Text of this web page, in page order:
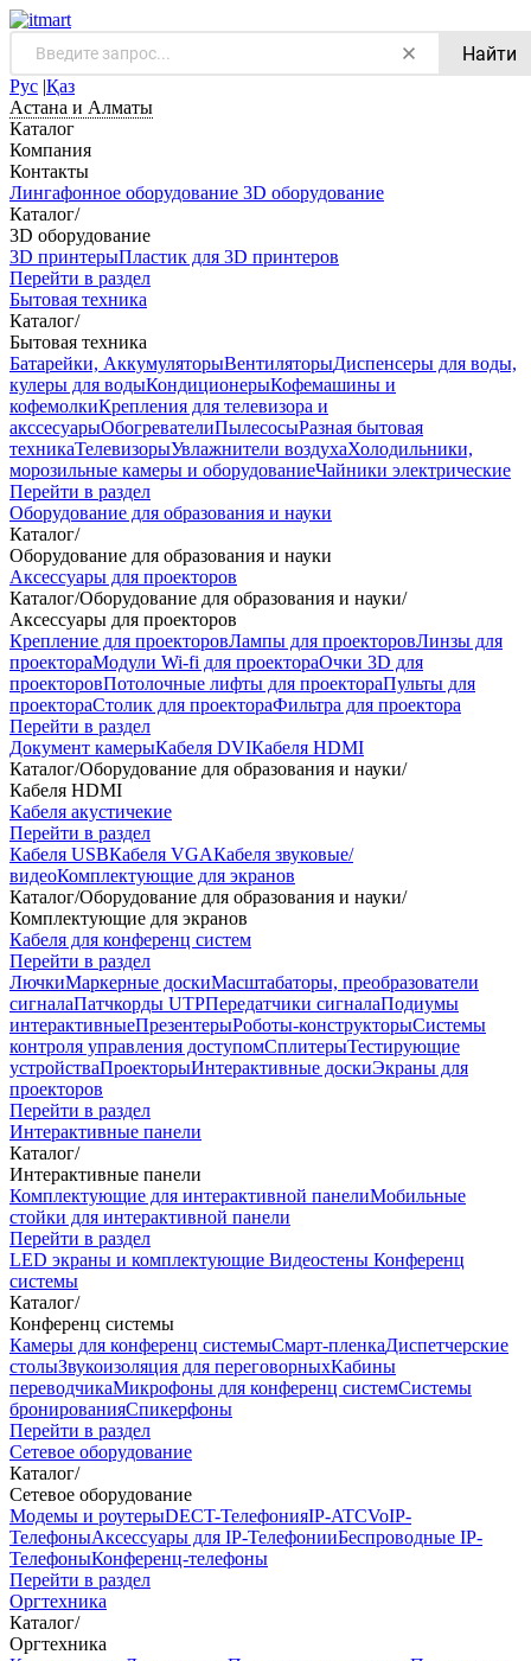
Найти
Рус |Қаз
Астана и Алматы
Каталог
Компания
Контакты
Лингафонное оборудование 3D оборудование
Каталог/
3D оборудование
3D принтерыПластик для 3D принтеров
Перейти в раздел
Бытовая техника
Каталог/
Бытовая техника
Батарейки, АккумуляторыВентиляторыДиспенсеры для воды,
кулеры для водыКондиционерыКофемашины и
кофемолкиКрепления для телевизора и
акссесуарыОбогревателиПылесосыРазная бытовая
техникаТелевизорыУвлажнители воздухаХолодильники,
морозильные камеры и оборудованиеЧайники электрические
Перейти в раздел
Оборудование для образования и науки
Каталог/
Оборудование для образования и науки
Аксессуары для проекторов
Каталог/Оборудование для образования и науки/
Аксессуары для проекторов
Крепление для проекторовЛампы для проекторовЛинзы для
проектораМодули Wi-fi для проектораОчки 3D для
проекторовПотолочные лифты для проектораПульты для
проектораСтолик для проектораФильтра для проектора
Перейти в раздел
Документ камерыКабеля DVIКабеля HDMI
Каталог/Оборудование для образования и науки/
Кабеля HDMI
Кабеля акустичекие
Перейти в раздел
Кабеля USBКабеля VGAКабеля звуковые/
видеоКомплектующие для экранов
Каталог/Оборудование для образования и науки/
Комплектующие для экранов
Кабеля для конференц систем
Перейти в раздел
ЛючкиМаркерные доскиМасштабаторы, преобразователи
сигналаПатчкорды UTPПередатчики сигналаПодиумы
интерактивныеПрезентерыРоботы-конструкторыСистемы
контроля управления доступомСплитерыТестирующие
устройстваПроекторыИнтерактивные доскиЭкраны для
проекторов
Перейти в раздел
Интерактивные панели
Каталог/
Интерактивные панели
Комплектующие для интерактивной панелиМобильные
стойки для интерактивной панели
Перейти в раздел
LED экраны и комплектующие Видеостены Конференц
системы
Каталог/
Конференц системы
Камеры для конференц системыCмарт-пленкаДиспетчерские
столыЗвукоизоляция для переговорныхКабины
переводчикаМикрофоны для конференц системСистемы
бронированияСпикерфоны
Перейти в раздел
Сетевое оборудование
Каталог/
Сетевое оборудование
Модемы и роутерыDECT-ТелефонияIP-ATCVoIP-
ТелефоныАксессуары для IP-ТелефонииБеспроводные IP-
ТелефоныКонференц-телефоны
Перейти в раздел
Оргтехника
Каталог/
Оргтехника